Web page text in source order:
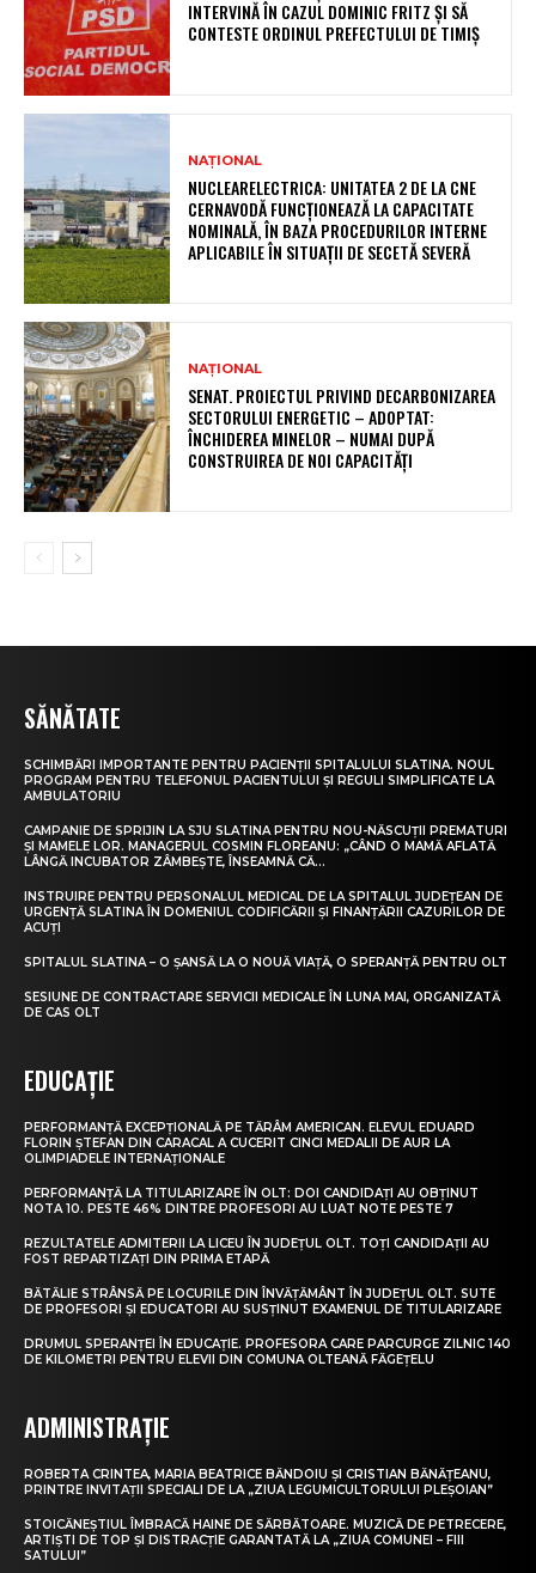
INTERVINĂ ÎN CAZUL DOMINIC FRITZ ȘI SĂ
CONTESTE ORDINUL PREFECTULUI DE TIMIȘ
NAȚIONAL
NUCLEARELECTRICA: UNITATEA 2 DE LA CNE
CERNAVODĂ FUNCȚIONEAZĂ LA CAPACITATE
NOMINALĂ, ÎN BAZA PROCEDURILOR INTERNE
APLICABILE ÎN SITUAȚII DE SECETĂ SEVERĂ
NAȚIONAL
SENAT. PROIECTUL PRIVIND DECARBONIZAREA
SECTORULUI ENERGETIC – ADOPTAT:
ÎNCHIDEREA MINELOR – NUMAI DUPĂ
CONSTRUIREA DE NOI CAPACITĂȚI
SĂNĂTATE
SCHIMBĂRI IMPORTANTE PENTRU PACIENȚII SPITALULUI SLATINA. NOUL
PROGRAM PENTRU TELEFONUL PACIENTULUI ȘI REGULI SIMPLIFICATE LA
AMBULATORIU
CAMPANIE DE SPRIJIN LA SJU SLATINA PENTRU NOU-NĂSCUȚII PREMATURI
ȘI MAMELE LOR. MANAGERUL COSMIN FLOREANU: „CÂND O MAMĂ AFLATĂ
LÂNGĂ INCUBATOR ZÂMBEȘTE, ÎNSEAMNĂ CĂ...
INSTRUIRE PENTRU PERSONALUL MEDICAL DE LA SPITALUL JUDEȚEAN DE
URGENȚĂ SLATINA ÎN DOMENIUL CODIFICĂRII ȘI FINANȚĂRII CAZURILOR DE
ACUȚI
SPITALUL SLATINA – O ȘANSĂ LA O NOUĂ VIAȚĂ, O SPERANȚĂ PENTRU OLT
SESIUNE DE CONTRACTARE SERVICII MEDICALE ÎN LUNA MAI, ORGANIZATĂ
DE CAS OLT
EDUCAȚIE
PERFORMANȚĂ EXCEPȚIONALĂ PE TĂRÂM AMERICAN. ELEVUL EDUARD
FLORIN ȘTEFAN DIN CARACAL A CUCERIT CINCI MEDALII DE AUR LA
OLIMPIADELE INTERNAȚIONALE
PERFORMANȚĂ LA TITULARIZARE ÎN OLT: DOI CANDIDAȚI AU OBȚINUT
NOTA 10. PESTE 46% DINTRE PROFESORI AU LUAT NOTE PESTE 7
REZULTATELE ADMITERII LA LICEU ÎN JUDEȚUL OLT. TOȚI CANDIDAȚII AU
FOST REPARTIZAȚI DIN PRIMA ETAPĂ
BĂTĂLIE STRÂNSĂ PE LOCURILE DIN ÎNVĂȚĂMÂNT ÎN JUDEȚUL OLT. SUTE
DE PROFESORI ȘI EDUCATORI AU SUSȚINUT EXAMENUL DE TITULARIZARE
DRUMUL SPERANȚEI ÎN EDUCAȚIE. PROFESORA CARE PARCURGE ZILNIC 140
DE KILOMETRI PENTRU ELEVII DIN COMUNA OLTEANĂ FĂGEȚELU
ADMINISTRAȚIE
ROBERTA CRINTEA, MARIA BEATRICE BĂNDOIU ȘI CRISTIAN BĂNĂȚEANU,
PRINTRE INVITAȚII SPECIALI DE LA „ZIUA LEGUMICULTORULUI PLEȘOIAN”
STOICĂNEȘTIUL ÎMBRACĂ HAINE DE SĂRBĂTOARE. MUZICĂ DE PETRECERE,
ARTIȘTI DE TOP ȘI DISTRACȚIE GARANTATĂ LA „ZIUA COMUNEI – FIII
SATULUI”